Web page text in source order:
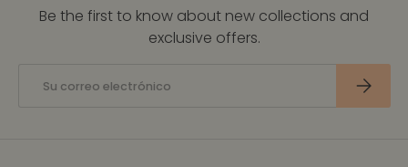
Be the first to know about new collections and
exclusive offers.